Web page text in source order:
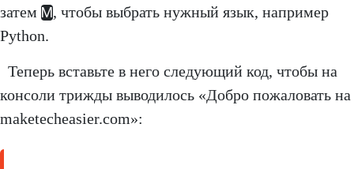
затем M , чтобы выбрать нужный язык, например
Python.
Теперь вставьте в него следующий код, чтобы на
консоли трижды выводилось «Добро пожаловать на
maketecheasier.com»: